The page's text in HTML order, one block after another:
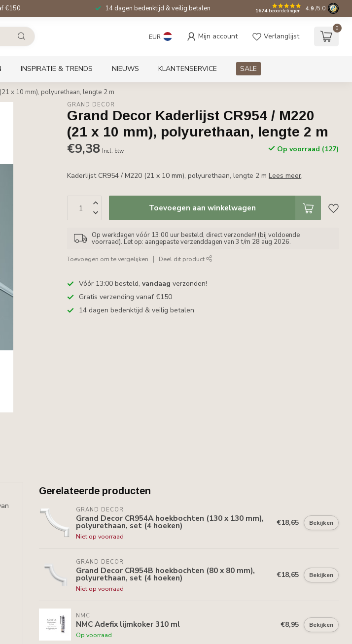
€150 14 dagen bedenktijd & veilig betalen 1674beoordelingen 4.9 /5.0
EUR Mijn account Verlanglijst
0
INSPIRATIE & TRENDS NIEUWS KLANTENSERVICE SALE
x 10 mm), polyurethaan, lengte 2 m
GRAND DECOR
Grand Decor Kaderlijst CR954 / M220
(21 x 10 mm), polyurethaan, lengte 2 m
€9,38 Incl. btw Op voorraad (127)
Kaderlijst CR954 / M220 (21 x 10 mm), polyurethaan, lengte 2 mLees meer.
Toevoegen aan winkelwagen
Op werkdagen vóór 13:00 uur besteld, direct verzonden! (bij voldoende
voorraad). Let op: aangepaste verzenddagen van 3 t/m 28 aug 2026.
Toevoegen om te vergelijken Deel dit product
Vóór 13:00 besteld,vandaag verzonden!
Gratis verzending vanaf €150
14 dagen bedenktijd & veilig betalen
Gerelateerde producten
GRAND DECOR
Grand Decor CR954A hoekbochten (130 x 130 mm),
polyurethaan, set (4 hoeken)
Niet op voorraad
€18,65 Bekijken
GRAND DECOR
Grand Decor CR954B hoekbochten (80 x 80 mm),
polyurethaan, set (4 hoeken)
Niet op voorraad
€18,65 Bekijken
NMC
NMC Adefix lijmkoker 310 ml
Op voorraad
€8,95 Bekijken